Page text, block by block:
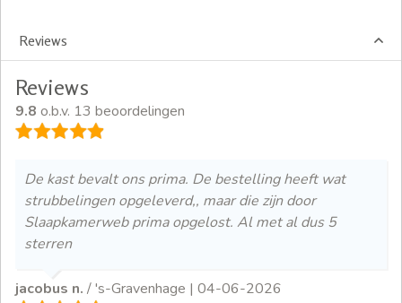
Reviews
Reviews
9.8 o.b.v. 13 beoordelingen
De kast bevalt ons prima. De bestelling heeft wat
strubbelingen opgeleverd,, maar die zijn door
Slaapkamerweb prima opgelost. Al met al dus 5
sterren
jacobus n. / 's-Gravenhage | 04-06-2026